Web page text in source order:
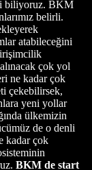
biliyoruz. BKM
belirli.
atabileceğini
çok yol
ne kadar çok
çekebilirsek,
yeni yollar
ülkemizin
de o denli
kadar çok
BKM de start